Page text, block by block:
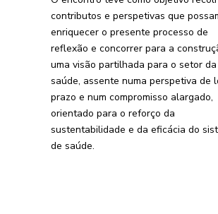
contributos e perspetivas que
enriquecer o presente processo de
reflexão e concorrer para a
uma visão partilhada para o setor da
saúde, assente numa perspetiva de
prazo e num compromisso alargado,
orientado para o reforço da
sustentabilidade e da eficácia do
de saúde.